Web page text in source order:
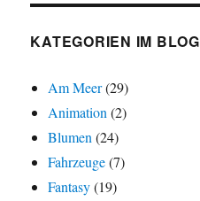
KATEGORIEN IM BLOG
Am Meer(29)
Animation(2)
Blumen(24)
Fahrzeuge(7)
Fantasy(19)